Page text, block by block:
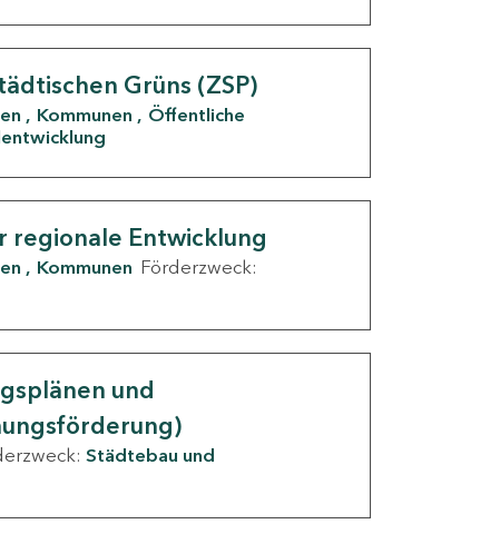
Grüns (ZSP)
Kommunen
Öffentliche
Entwicklung
Kommunen Förderzweck:
und
Städtebau und